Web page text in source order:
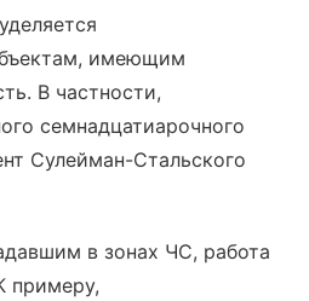
имеющим
В частности,
семнадцатиарочного
Сулейман-Стальского
в зонах ЧС, работа
примеру,